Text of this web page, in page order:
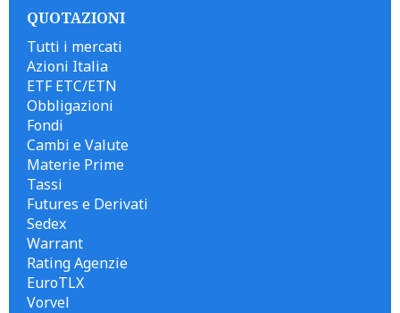
QUOTAZIONI
Tutti i mercati
Azioni Italia
ETF ETC/ETN
Obbligazioni
Fondi
Cambi e Valute
Materie Prime
Tassi
Futures e Derivati
Sedex
Warrant
Rating Agenzie
EuroTLX
Vorvel